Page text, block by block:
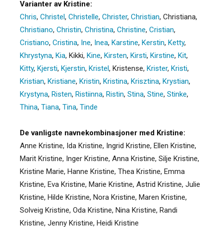
Varianter av Kristine:
Chris, Christel, Christelle, Christer, Christian, Christiana,
Christiano, Christin, Christina, Christine, Cristian,
Cristiano, Cristina, Ine, Inea, Karstine, Kerstin, Ketty,
Khrystyna, Kia, Kikki, Kine, Kirsten, Kirsti, Kirstine, Kit,
Kitty, Kjersti, Kjerstin, Kristel, Kristense, Krister, Kristi,
Kristian, Kristiane, Kristin, Kristina, Krisztina, Krystian,
Krystyna, Risten, Ristiinna, Ristin, Stina, Stine, Stinke,
Thina, Tiana, Tina, Tinde
De vanligste navnekombinasjoner med Kristine:
Anne Kristine, Ida Kristine, Ingrid Kristine, Ellen Kristine,
Marit Kristine, Inger Kristine, Anna Kristine, Silje Kristine,
Kristine Marie, Hanne Kristine, Thea Kristine, Emma
Kristine, Eva Kristine, Marie Kristine, Astrid Kristine, Julie
Kristine, Hilde Kristine, Nora Kristine, Maren Kristine,
Solveig Kristine, Oda Kristine, Nina Kristine, Randi
Kristine, Jenny Kristine, Heidi Kristine